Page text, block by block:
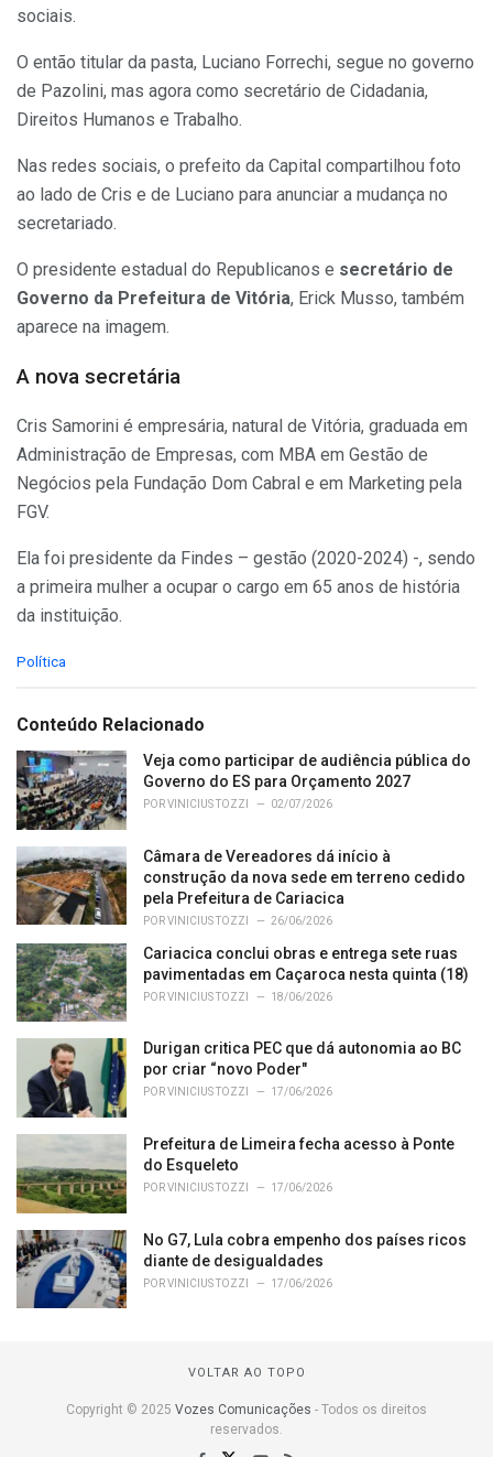
sociais.
O então titular da pasta, Luciano Forrechi, segue no governo
de Pazolini, mas agora como secretário de Cidadania,
Direitos Humanos e Trabalho.
Nas redes sociais, o prefeito da Capital compartilhou foto
ao lado de Cris e de Luciano para anunciar a mudança no
secretariado.
O presidente estadual do Republicanos e secretário de
Governo da Prefeitura de Vitória, Erick Musso, também
aparece na imagem.
A nova secretária
Cris Samorini é empresária, natural de Vitória, graduada em
Administração de Empresas, com MBA em Gestão de
Negócios pela Fundação Dom Cabral e em Marketing pela
FGV.
Ela foi presidente da Findes – gestão (2020-2024) -, sendo
a primeira mulher a ocupar o cargo em 65 anos de história
da instituição.
C
e
o
r
i
e
:
Política
Conteúdo Relacionado
Veja como participar de audiência pública do
Governo do ES para Orçamento 2027
PORVINICIUS TOZZI 02/07/2026
Câmara de Vereadores dá início à
construção da nova sede em terreno cedido
pela Prefeitura de Cariacica
PORVINICIUS TOZZI 26/06/2026
Cariacica conclui obras e entrega sete ruas
pavimentadas em Caçaroca nesta quinta (18)
PORVINICIUS TOZZI 18/06/2026
Durigan critica PEC que dá autonomia ao BC
por criar “novo Poder"
PORVINICIUS TOZZI 17/06/2026
Prefeitura de Limeira fecha acesso à Ponte
do Esqueleto
PORVINICIUS TOZZI 17/06/2026
No G7, Lula cobra empenho dos países ricos
diante de desigualdades
PORVINICIUS TOZZI 17/06/2026
VOLTAR AO TOPO
Copyright © 2025 Vozes Comunicações - Todos os direitos
reservados.